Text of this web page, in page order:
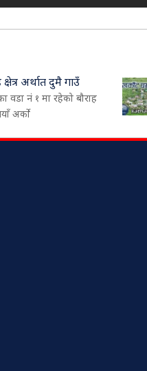
क्षेत्र अर्थात दुमै गाउँ
वडा नं १ मा रहेको बौराह
अर्को